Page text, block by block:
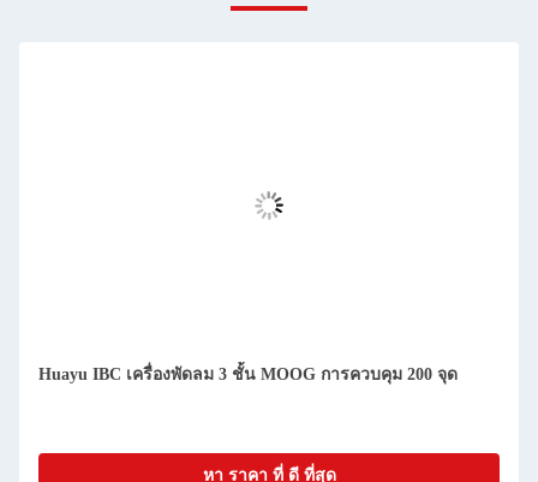
Huayu IBC เครื่องพัดลม 3 ชั้น MOOG การควบคุม 200 จุด
หา ราคา ที่ ดี ที่สุด